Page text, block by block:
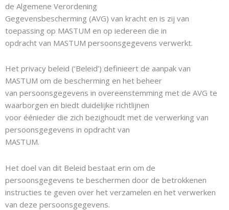
de Algemene Verordening
Gegevensbescherming (AVG) van kracht en is zij van
toepassing op MASTUM en op iedereen die in
opdracht van MASTUM persoonsgegevens verwerkt.
Het privacy beleid (‘Beleid’) definieert de aanpak van
MASTUM om de bescherming en het beheer
van persoonsgegevens in overeenstemming met de AVG te
waarborgen en biedt duidelijke richtlijnen
voor éénieder die zich bezighoudt met de verwerking van
persoonsgegevens in opdracht van
MASTUM.
Het doel van dit Beleid bestaat erin om de
persoonsgegevens te beschermen door de betrokkenen
instructies te geven over het verzamelen en het verwerken
van deze persoonsgegevens.